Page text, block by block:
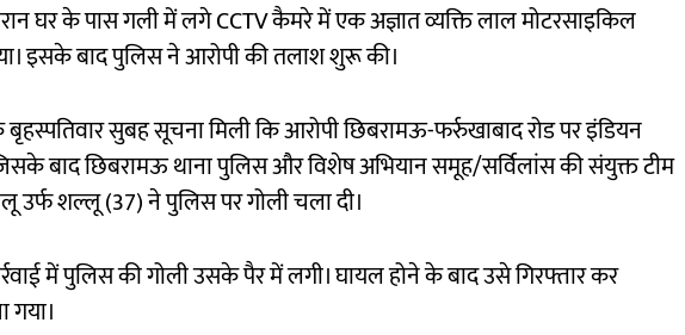
घर के पास गली में लगे CCTV कैमरे में एक अज्ञात व्यक्ति लाल मोटरसाइकिल
इसके बाद पुलिस ने आरोपी की तलाश शुरू की।
सुबह सूचना मिली कि आरोपी छिबरामऊ-फर्रुखाबाद रोड पर इंडियन
बाद छिबरामऊ थाना पुलिस और विशेष अभियान समूह/सर्विलांस की संयुक्त टीम
उर्फ शल्लू (37) ने पुलिस पर गोली चला दी।
में पुलिस की गोली उसके पैर में लगी। घायल होने के बाद उसे गिरफ्तार कर
गया।